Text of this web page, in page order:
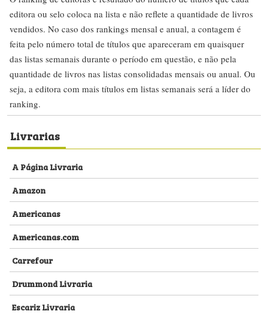
editora ou selo coloca na lista e não reflete a quantidade de livros
vendidos. No caso dos rankings mensal e anual, a contagem é
feita pelo número total de títulos que apareceram em quaisquer
das listas semanais durante o período em questão, e não pela
quantidade de livros nas listas consolidadas mensais ou anual. Ou
seja, a editora com mais títulos em listas semanais será a líder do
ranking.
Livrarias
A Página Livraria
Amazon
Americanas
Americanas.com
Carrefour
Drummond Livraria
Escariz Livraria